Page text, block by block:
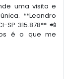
uma visita e
**Leandro
SP 315.878** 📲
é o que me